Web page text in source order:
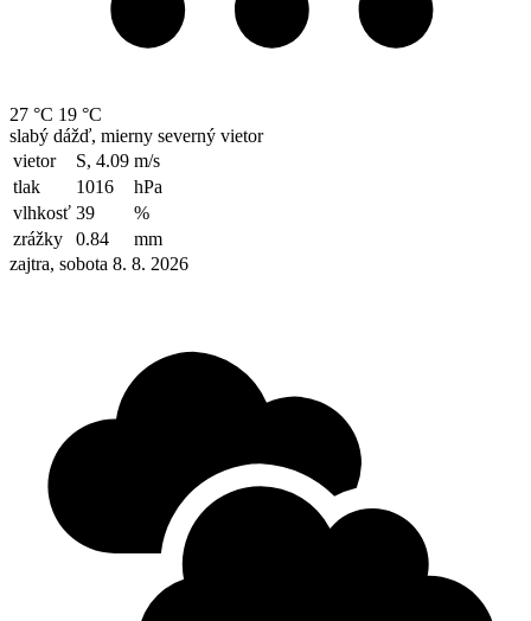
27 °C 19 °C
slabý dážď, mierny severný vietor
vietor
S, 4.09 m/s
tlak
1016
hPa
vlhkosť 39
%
zrážky
0.84
mm
zajtra, sobota 8. 8. 2026